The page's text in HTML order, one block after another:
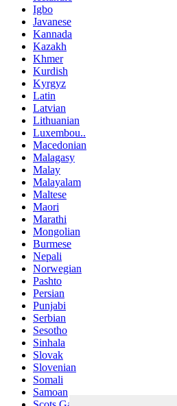
Igbo
Javanese
Kannada
Kazakh
Khmer
Kurdish
Kyrgyz
Latin
Latvian
Lithuanian
Luxembou..
Macedonian
Malagasy
Malay
Malayalam
Maltese
Maori
Marathi
Mongolian
Burmese
Nepali
Norwegian
Pashto
Persian
Punjabi
Serbian
Sesotho
Sinhala
Slovak
Slovenian
Somali
Samoan